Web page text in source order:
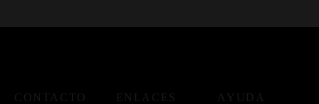
CONTACTO ENLACES AYUDA